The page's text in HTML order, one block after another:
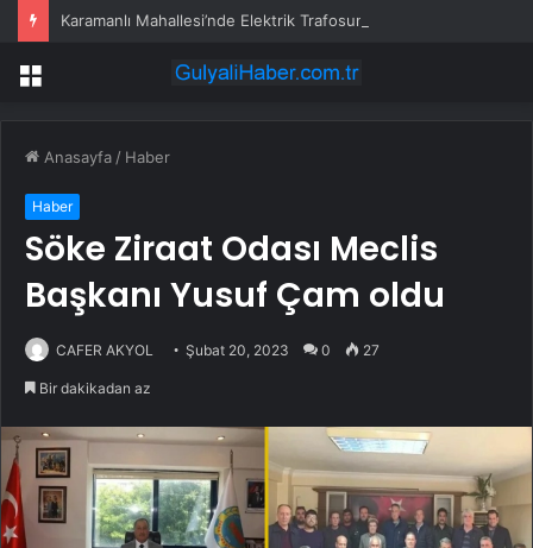
Menü
Anasayfa / Haber
Haber
Söke Ziraat Odası Meclis
Başkanı Yusuf Çam oldu
CAFER AKYOL Şubat 20, 2023 0 27
Bir dakikadan az